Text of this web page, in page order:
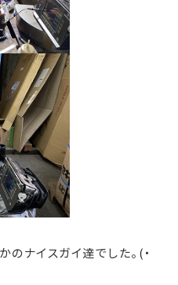
のナイスガイ達でした。(・